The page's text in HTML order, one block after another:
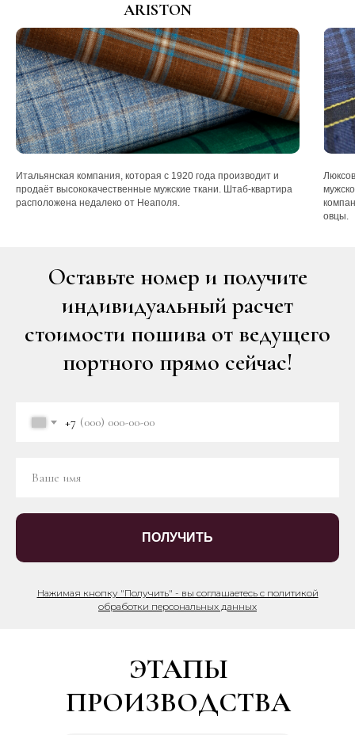
ARISTON
Итальянская компания, которая с 1920 года производит и
продаёт высококачественные мужские ткани. Штаб-квартира
расположена недалеко от Неаполя.
овцы.
Оставьте номер и получите
индивидуальный расчет
стоимости пошива от ведущего
портного прямо сейчас!
+7
ПОЛУЧИТЬ
Нажимая кнопку "Получить" - вы соглашаетесь с политикой
обработки персональных данных
ЭТАПЫ
ПРОИЗВОДСТВА